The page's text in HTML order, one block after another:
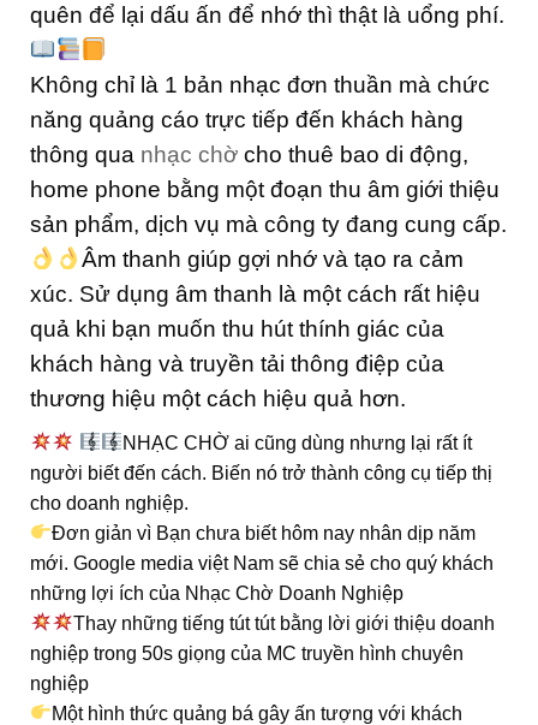
quên để lại dấu ấn để nhớ thì thật là uổng phí.
Không chỉ là 1 bản nhạc đơn thuần mà chức
năng quảng cáo trực tiếp đến khách hàng
thông qua nhạc chờ cho thuê bao di động,
home phone bằng một đoạn thu âm giới thiệu
sản phẩm, dịch vụ mà công ty đang cung cấp.
Âm thanh giúp gợi nhớ và tạo ra cảm
xúc. Sử dụng âm thanh là một cách rất hiệu
quả khi bạn muốn thu hút thính giác của
khách hàng và truyền tải thông điệp của
thương hiệu một cách hiệu quả hơn.
NHẠC CHỜ ai cũng dùng nhưng lại rất ít
người biết đến cách. Biến nó trở thành công cụ tiếp thị
cho doanh nghiệp.
Đơn giản vì Bạn chưa biết hôm nay nhân dịp năm
mới. Google media việt Nam sẽ chia sẻ cho quý khách
những lợi ích của Nhạc Chờ Doanh Nghiệp
Thay những tiếng tút tút bằng lời giới thiệu doanh
nghiệp trong 50s giọng của MC truyền hình chuyên
nghiệp
Một hình thức quảng bá gây ấn tượng với khách